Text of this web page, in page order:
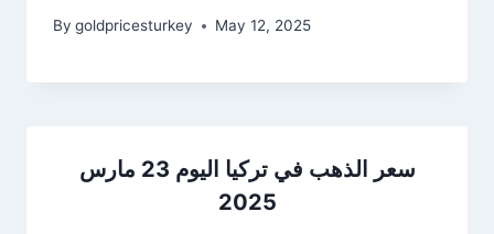
By goldpricesturkey May 12, 2025
سعر الذهب في تركيا اليوم 23 مارس
2025